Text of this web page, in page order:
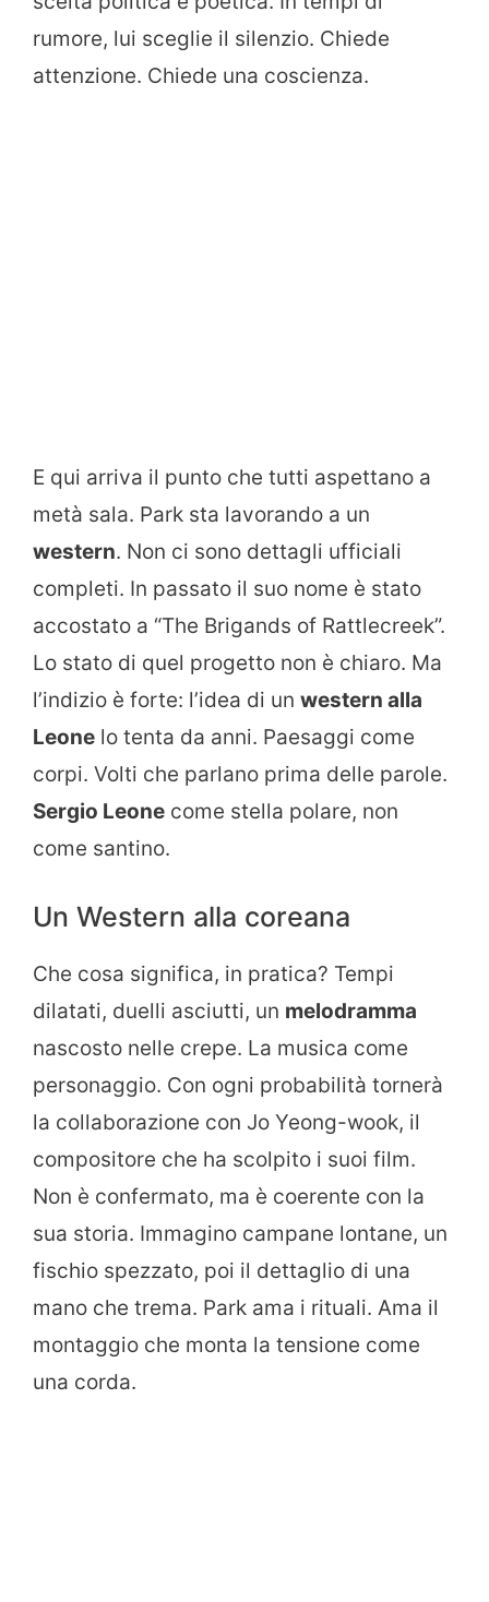
rumore, lui sceglie il silenzio. Chiede
attenzione. Chiede una coscienza.
E qui arriva il punto che tutti aspettano a
metà sala. Park sta lavorando a un
western. Non ci sono dettagli ufficiali
completi. In passato il suo nome è stato
accostato a “The Brigands of Rattlecreek”.
Lo stato di quel progetto non è chiaro. Ma
l’indizio è forte: l’idea di un western alla
Leone lo tenta da anni. Paesaggi come
corpi. Volti che parlano prima delle parole.
Sergio Leone come stella polare, non
come santino.
Un Western alla coreana
Che cosa significa, in pratica? Tempi
dilatati, duelli asciutti, un melodramma
nascosto nelle crepe. La musica come
personaggio. Con ogni probabilità tornerà
la collaborazione con Jo Yeong-wook, il
compositore che ha scolpito i suoi film.
Non è confermato, ma è coerente con la
sua storia. Immagino campane lontane, un
fischio spezzato, poi il dettaglio di una
mano che trema. Park ama i rituali. Ama il
montaggio che monta la tensione come
una corda.